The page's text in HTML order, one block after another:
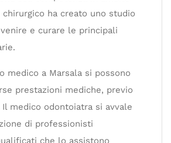
ha creato uno studio
e curare le principali
medico a Marsala si possono
prestazioni mediche, previo
medico odontoiatra si avvale
di professionisti
che lo assistono